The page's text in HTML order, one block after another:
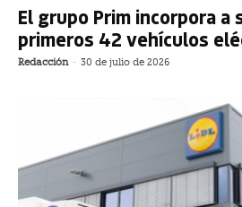
El grupo Prim incorpora a
primeros 42 vehículos
Redacción - 30 de julio de 2026